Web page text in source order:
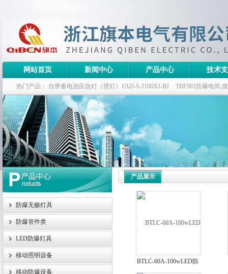
浙江旗本电气有限公司
网站首页 新闻中心 产品中心 技术
热门产品： 自带蓄电池应急灯（壁灯）FAD-S-J100XJ-BJ TBF901防爆电筒,
栏式无极灯 G9960-W120W长寿无极工厂灯,三防无极灯
防爆泛光灯
防爆无极灯具
防爆管件类
LED防爆灯具
移动照明设备
移动防爆设备
产品展示
BTLC-60A-100wLED防